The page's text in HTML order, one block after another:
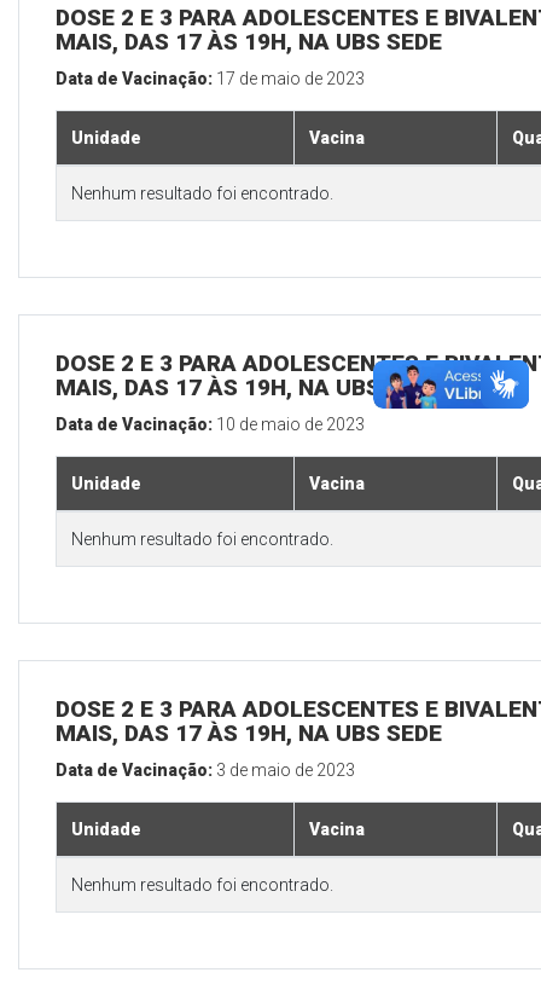
DOSE 2 E 3 PARA ADOLESCENTES E
MAIS, DAS 17 ÀS 19H, NA UBS SEDE
Data de Vacinação: 17 de maio de 2023
Unidade Vacina
Nenhum resultado foi encontrado.
DOSE 2 E 3 PARA ADOLESCENTES E
MAIS, DAS 17 ÀS 19H, NA UBS SEDE
Data de Vacinação: 10 de maio de 2023
Unidade Vacina
Nenhum resultado foi encontrado.
DOSE 2 E 3 PARA ADOLESCENTES E
MAIS, DAS 17 ÀS 19H, NA UBS SEDE
Data de Vacinação: 3 de maio de 2023
Unidade Vacina
Nenhum resultado foi encontrado.